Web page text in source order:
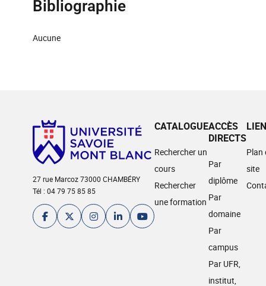
Bibliographie
Aucune
27 rue Marcoz 73000 CHAMBÉRY
Tél : 04 79 75 85 85
CATALOGUE
Rechercher un
cours
Rechercher
une formation
ACCÈS
DIRECTS
Par
diplôme
Par
domaine
Par
campus
Par UFR,
institut,
Plan
site